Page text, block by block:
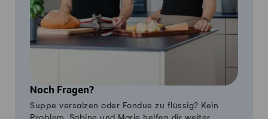
Noch Fragen?
Suppe versalzen oder Fondue zu flüssig? Kein